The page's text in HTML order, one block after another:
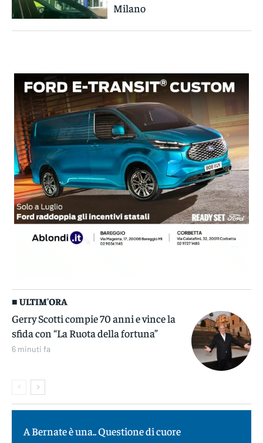
Milano
■ ULTIM'ORA
Gerry Scotti compie 70 anni e vince la
sfida con “La Ruota della fortuna”
6 minuti fa
A Bernate è una.. Questione di cuore